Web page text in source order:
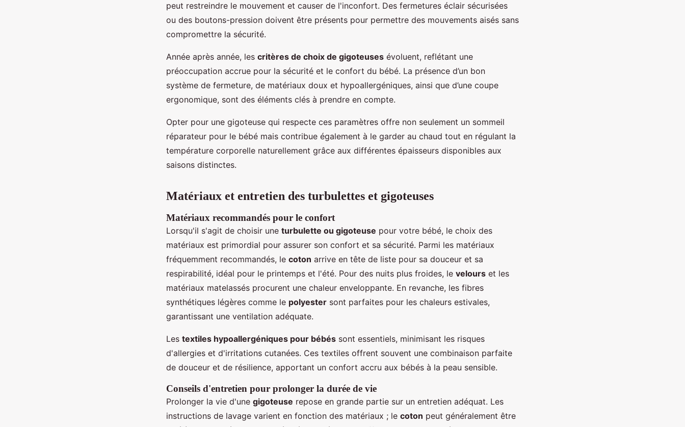
peut restreindre le mouvement et causer de l'inconfort. Des fermetures éclair sécurisées
ou des boutons-pression doivent être présents pour permettre des mouvements aisés sans
compromettre la sécurité.
Année après année, les critères de choix de gigoteuses évoluent, reflétant une
préoccupation accrue pour la sécurité et le confort du bébé. La présence d’un bon
système de fermeture, de matériaux doux et hypoallergéniques, ainsi que d’une coupe
ergonomique, sont des éléments clés à prendre en compte.
Opter pour une gigoteuse qui respecte ces paramètres offre non seulement un sommeil
réparateur pour le bébé mais contribue également à le garder au chaud tout en régulant la
température corporelle naturellement grâce aux différentes épaisseurs disponibles aux
saisons distinctes.
Matériaux et entretien des turbulettes et gigoteuses
Matériaux recommandés pour le confort
Lorsqu'il s'agit de choisir une turbulette ou gigoteuse pour votre bébé, le choix des
matériaux est primordial pour assurer son confort et sa sécurité. Parmi les matériaux
fréquemment recommandés, le coton arrive en tête de liste pour sa douceur et sa
respirabilité, idéal pour le printemps et l'été. Pour des nuits plus froides, le velours et les
matériaux matelassés procurent une chaleur enveloppante. En revanche, les fibres
synthétiques légères comme le polyester sont parfaites pour les chaleurs estivales,
garantissant une ventilation adéquate.
Les textiles hypoallergéniques pour bébés sont essentiels, minimisant les risques
d'allergies et d'irritations cutanées. Ces textiles offrent souvent une combinaison parfaite
de douceur et de résilience, apportant un confort accru aux bébés à la peau sensible.
Conseils d'entretien pour prolonger la durée de vie
Prolonger la vie d'une gigoteuse repose en grande partie sur un entretien adéquat. Les
instructions de lavage varient en fonction des matériaux ; le coton peut généralement être